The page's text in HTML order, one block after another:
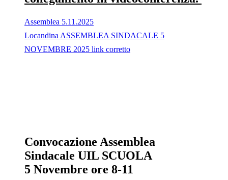
Assemblea 5.11.2025
Locandina ASSEMBLEA SINDACALE 5
NOVEMBRE 2025 link corretto
Convocazione Assemblea
Sindacale UIL SCUOLA
5 Novembre ore 8-11